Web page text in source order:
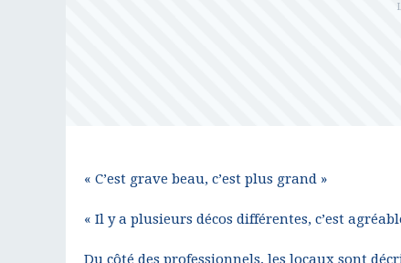
« C’est grave beau, c’est plus grand »
« Il y a plusieurs décos différentes, c’est
Du côté des professionnels, les locaux sont